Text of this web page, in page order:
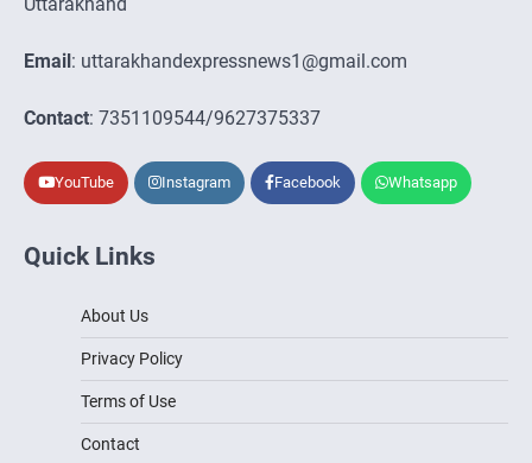
Email : uttarakhandexpressnews1@gmail.com
Contact: 7351109544/9627375337
YouTube Instagram Facebook Whatsapp
Quick Links
About Us
Privacy Policy
Terms of Use
Contact